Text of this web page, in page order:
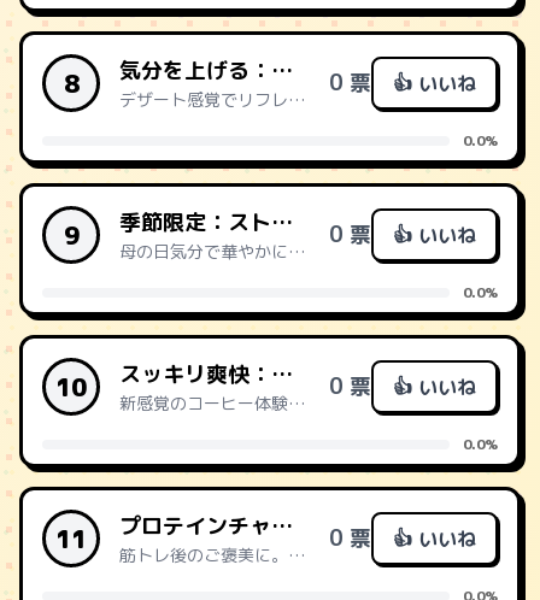
8 気分を上げる：モカブレンドフラッペ
デザート感覚でリフレッシュ。チョコの甘さが仕事の合間に効く。
0 票 👍 いいね
0.0%
9 季節限定：ストロベリーフラッペ
母の日気分で華やかに。甘酸っぱい香りが気分を上げてくれる。
0 票 👍 いいね
0.0%
10 スッキリ爽快：アイスコーヒー+炭酸水(持参)
新感覚のコーヒー体験。炭酸の刺激で眠気も吹き飛ぶ。
0 票 👍 いいね
0.0%
11 プロテインチャージ：アイスカフェラテ+プロテインパウダー(持参)
筋トレ後のご褒美に。手軽にタンパク質補給できる優れもの。
0 票 👍 いいね